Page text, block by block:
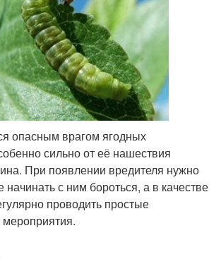
опасным врагом ягодных
сильно от её нашествия
При появлении вредителя нужно
начинать с ним бороться, а в качестве
проводить простые
мероприятия.